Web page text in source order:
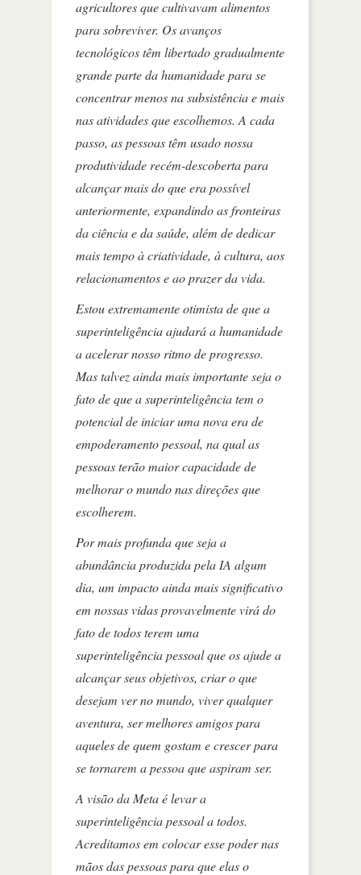
agricultores que cultivavam alimentos
para sobreviver. Os avanços
tecnológicos têm libertado gradualmente
grande parte da humanidade para se
concentrar menos na subsistência e mais
nas atividades que escolhemos. A cada
passo, as pessoas têm usado nossa
produtividade recém-descoberta para
alcançar mais do que era possível
anteriormente, expandindo as fronteiras
da ciência e da saúde, além de dedicar
mais tempo à criatividade, à cultura, aos
relacionamentos e ao prazer da vida.
Estou extremamente otimista de que a
superinteligência ajudará a humanidade
a acelerar nosso ritmo de progresso.
Mas talvez ainda mais importante seja o
fato de que a superinteligência tem o
potencial de iniciar uma nova era de
empoderamento pessoal, na qual as
pessoas terão maior capacidade de
melhorar o mundo nas direções que
escolherem.
Por mais profunda que seja a
abundância produzida pela IA algum
dia, um impacto ainda mais significativo
em nossas vidas provavelmente virá do
fato de todos terem uma
superinteligência pessoal que os ajude a
alcançar seus objetivos, criar o que
desejam ver no mundo, viver qualquer
aventura, ser melhores amigos para
aqueles de quem gostam e crescer para
se tornarem a pessoa que aspiram ser.
A visão da Meta é levar a
superinteligência pessoal a todos.
Acreditamos em colocar esse poder nas
mãos das pessoas para que elas o